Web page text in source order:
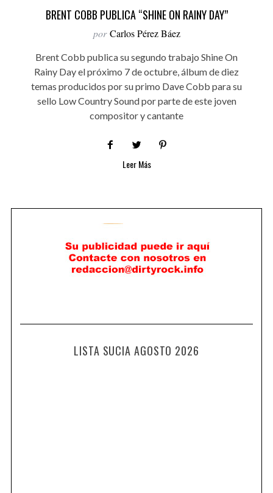
BRENT COBB PUBLICA “SHINE ON RAINY DAY”
por Carlos Pérez Báez
Brent Cobb publica su segundo trabajo Shine On
Rainy Day el próximo 7 de octubre, álbum de diez
temas producidos por su primo Dave Cobb para su
sello Low Country Sound por parte de este joven
compositor y cantante
Leer Más
LISTA SUCIA AGOSTO 2026